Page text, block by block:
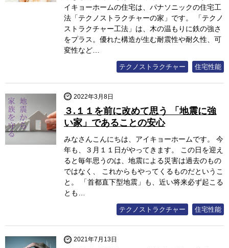
イキョーホームの住宅は、パナソニックの住宅工
法「テクノストラクチャーの家」です。 「テクノ
ストラクチャー工法」は、木の温もりに鉄の強さ
をプラス。優れた構造が生む耐震性や耐久性、可
変性など…
テクノストラクチャー 住宅性能
2022年3月8日
３.１１を前に改めて思う 「地震に強
い家」であることの安心
みなさんこんにちは、アイキョーホームです。 今
年も、３月１１日がやってきます。 この日を迎え
ると毎年思うのは、地震による災害は過去のもの
ではなく、 これからもやってくるものだというこ
と。 「首都直下型地震」も、近い将来必ず起こる
とも…
テクノストラクチャー 住宅性能
2021年7月13日